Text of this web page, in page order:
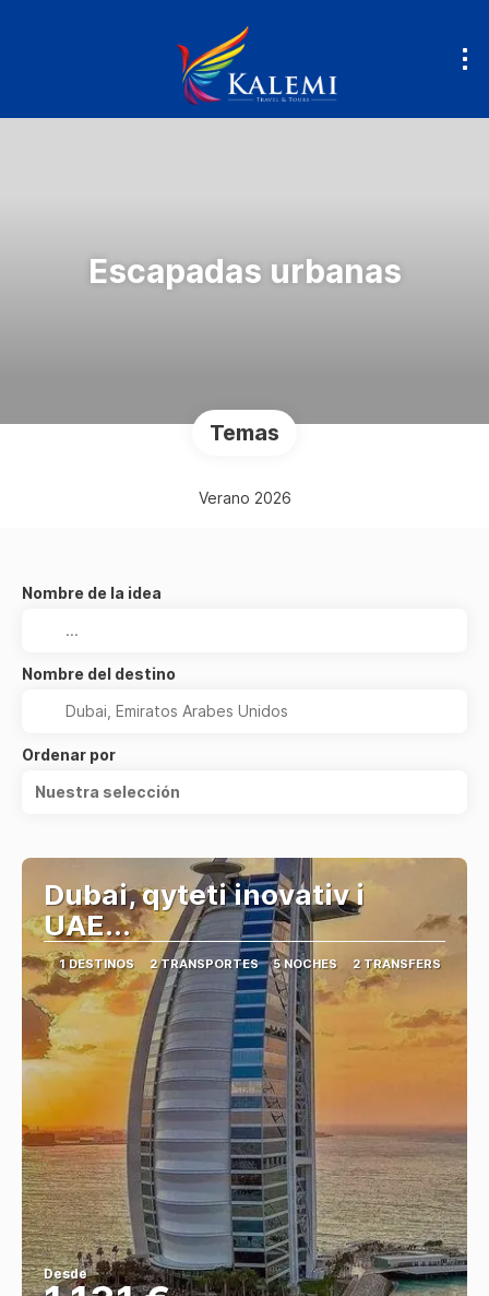
Escapadas urbanas
Temas
Verano 2026
Nombre de la idea
Nombre del destino
Ordenar por
Nuestra selección
Dubai, qyteti inovativ i
UAE...
1 DESTINOS 2 TRANSPORTES 5 NOCHES 2 TRANSFERS
Desde